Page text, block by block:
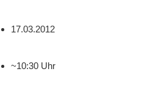
17.03.2012
~10:30 Uhr